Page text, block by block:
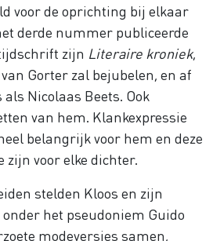
voor de oprichting bij elkaar
derde nummer publiceerde
zijn Literaire kroniek,
Gorter zal bejubelen, en af
Nicolaas Beets. Ook
van hem. Klankexpressie
belangrijk voor hem en deze
zijn voor elke dichter.
stelden Kloos en zijn
het pseudoniem Guido
modeversjes samen,